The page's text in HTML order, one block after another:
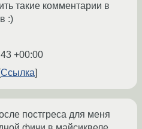
такие комментарии в
:)
+00:00
Ссылка
постгреса для меня